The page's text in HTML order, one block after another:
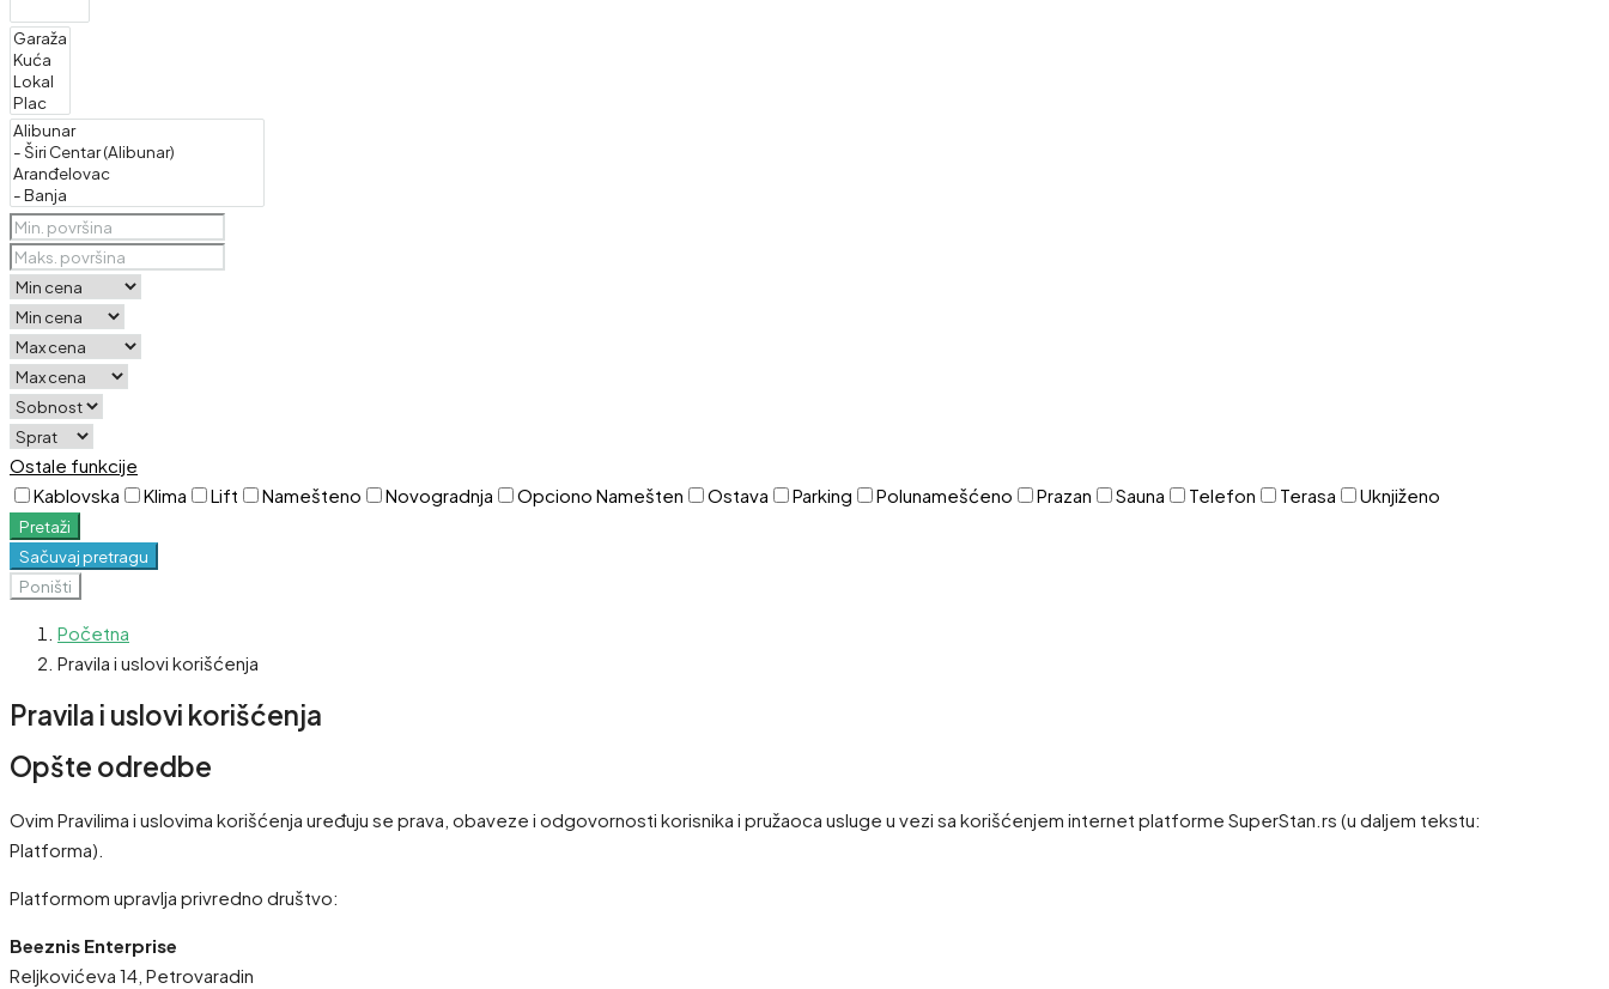
Ostale funkcije
Kablovska
Klima Lift Namešteno Novogradnja Opciono Namešten Ostava Parking Polunamešćeno Prazan Sauna Telefon Terasa Uknjiženo
Pretaži
Sačuvaj pretragu
Poništi
Početna
Pravila i uslovi korišćenja
Pravila i uslovi korišćenja
Opšte odredbe
Ovim Pravilima i uslovima korišćenja uređuju se prava, obaveze i odgovornosti korisnika i pružaoca usluge u vezi sa korišćenjem internet platforme SuperStan.rs (u daljem tekstu:
Platforma).
Platformom upravlja privredno društvo:
Beeznis Enterprise
Reljkovićeva 14, Petrovaradin